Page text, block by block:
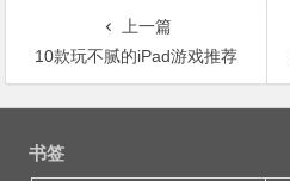
上一篇
10款玩不腻的iPad游戏推荐
文
书签